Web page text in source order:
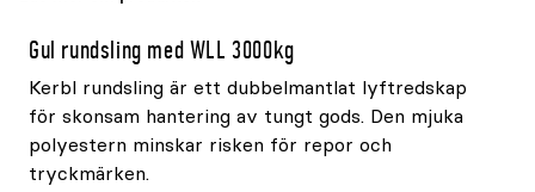
Gul rundsling med WLL 3000kg
Kerbl rundsling är ett dubbelmantlat lyftredskap
för skonsam hantering av tungt gods. Den mjuka
polyestern minskar risken för repor och
tryckmärken.